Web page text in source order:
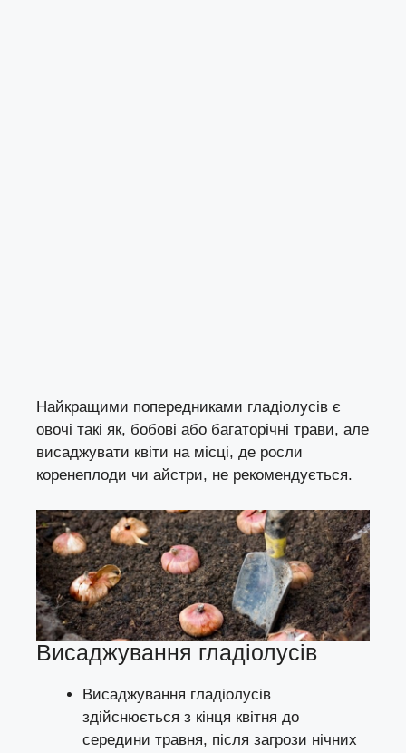
Найкращими попередниками гладіолусів є
овочі такі як, бобові або багаторічні трави, але
висаджувати квіти на місці, де росли
коренеплоди чи айстри, не рекомендується.
Висаджування гладіолусів
Висаджування гладіолусів
здійснюється з кінця квітня до
середини травня, після загрози нічних